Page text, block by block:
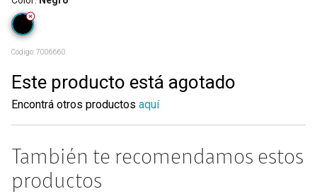
Código:7006660
Este producto está agotado
Encontrá otros productos aquí
También te recomendamos estos
productos